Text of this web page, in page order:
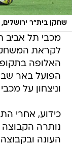
שחקן בית"ר ירושלים,
מכבי תל אביב
לקראת המשחק
האלופה
הפועל באר
וניצחון על
כידוע, אחרי
נותרה הקבוצה
העונה